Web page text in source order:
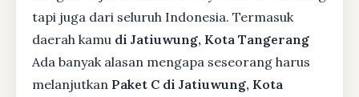
tapi juga dari seluruh Indonesia. Termasuk
daerah kamu di Jatiuwung, Kota Tangerang
Ada banyak alasan mengapa seseorang harus
melanjutkan Paket C di Jatiuwung, Kota